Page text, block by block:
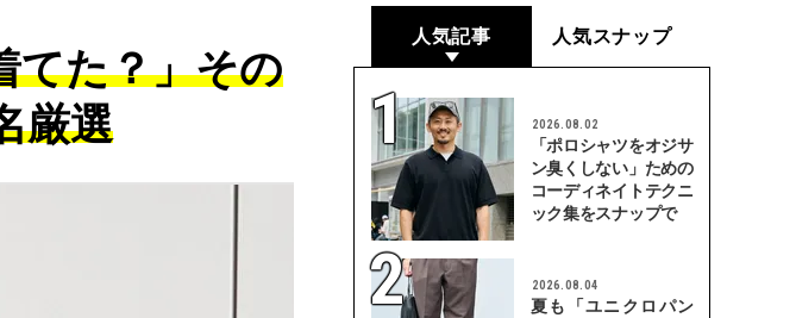
てた？」その
厳選
人気記事 人気スナップ
2026.08.02
「ポロシャツをオジサ
ン臭くしない」ための
コーディネイトテクニ
ック集をスナップで
2026.08.04
夏も「ユニクロパン